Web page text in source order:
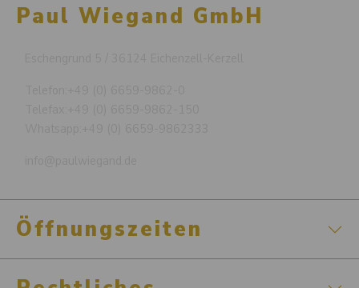
Paul Wiegand GmbH
Öffnungszeiten